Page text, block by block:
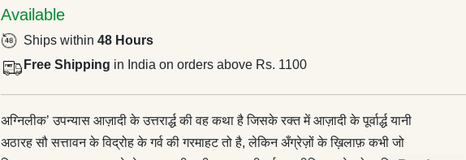
Available
Ships within48 Hours
Free Shipping in India on orders above Rs. 1100
अग्निलीक’ उपन्यास आज़ादी के उत्तरार्द्ध की वह कथा है जिसके रक्त में आज़ादी के पूर्वार्द्ध यानी
अठारह सौ सत्तावन के विद्रोह के गर्व की गरमाहट तो है, लेकिन अँग्रेज़ों के ख़‍िलाफ़ कभी जो